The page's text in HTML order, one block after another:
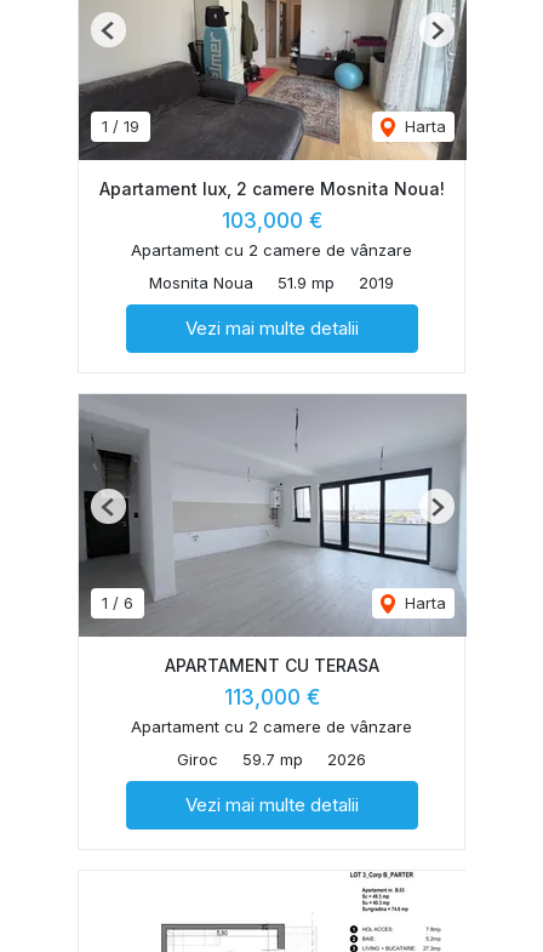
1 / 19 Harta
Previous Next
Apartament lux, 2 camere Mosnita Noua!
103,000 €
Apartament cu 2 camere de vânzare
Mosnita Noua
51.9 mp 2019
Vezi mai multe detalii
1 / 6 Harta
Previous Next
APARTAMENT CU TERASA
113,000 €
Apartament cu 2 camere de vânzare
Giroc
59.7 mp 2026
Vezi mai multe detalii